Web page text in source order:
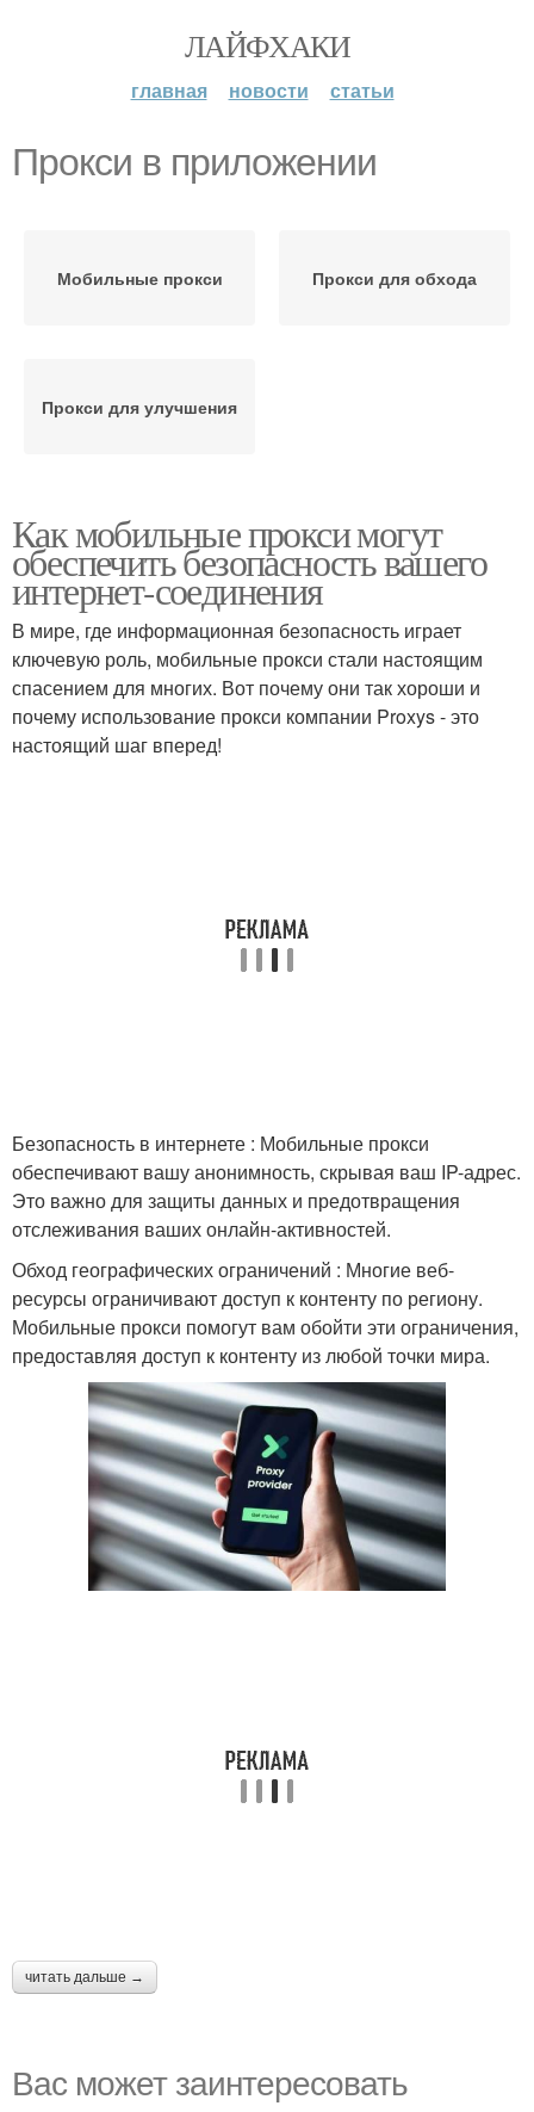
ЛАЙФХАКИ
главная новости статьи
Прокси в приложении
Мобильные прокси Прокси для обхода
Прокси для улучшения
Как мобильные прокси могут
обеспечить безопасность вашего
интернет-соединения
В мире, где информационная безопасность играет
ключевую роль, мобильные прокси стали настоящим
спасением для многих. Вот почему они так хороши и
почему использование прокси компании Proxys - это
настоящий шаг вперед!
Безопасность в интернете : Мобильные прокси
обеспечивают вашу анонимность, скрывая ваш IP-адрес.
Это важно для защиты данных и предотвращения
отслеживания ваших онлайн-активностей.
Обход географических ограничений : Многие веб-
ресурсы ограничивают доступ к контенту по региону.
Мобильные прокси помогут вам обойти эти ограничения,
предоставляя доступ к контенту из любой точки мира.
читать дальше →
Вас может заинтересовать